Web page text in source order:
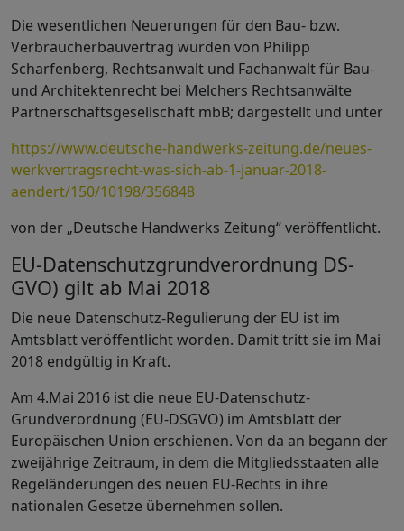
Die wesentlichen Neuerungen für den Bau- bzw.
Verbraucherbauvertrag wurden von Philipp
Scharfenberg, Rechtsanwalt und Fachanwalt für Bau-
und Architektenrecht bei Melchers Rechtsanwälte
Partnerschaftsgesellschaft mbB; dargestellt und unter
https://www.deutsche-handwerks-zeitung.de/neues-
werkvertragsrecht-was-sich-ab-1-januar-2018-
aendert/150/10198/356848
von der „Deutsche Handwerks Zeitung“ veröffentlicht.
EU-Datenschutzgrundverordnung DS-
GVO) gilt ab Mai 2018
Die neue Datenschutz-Regulierung der EU ist im
Amtsblatt veröffentlicht worden. Damit tritt sie im Mai
2018 endgültig in Kraft.
Am 4.Mai 2016 ist die neue EU-Datenschutz-
Grundverordnung (EU-DSGVO) im Amtsblatt der
Europäischen Union erschienen. Von da an begann der
zweijährige Zeitraum, in dem die Mitgliedsstaaten alle
Regeländerungen des neuen EU-Rechts in ihre
nationalen Gesetze übernehmen sollen.